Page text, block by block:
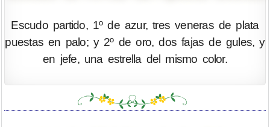
Escudo partido, 1º de azur, tres veneras de plata
puestas en palo; y 2º de oro, dos fajas de gules, y
en jefe, una estrella del mismo color.